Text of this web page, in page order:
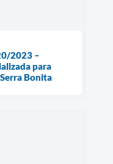
2023 –
para
Bonita